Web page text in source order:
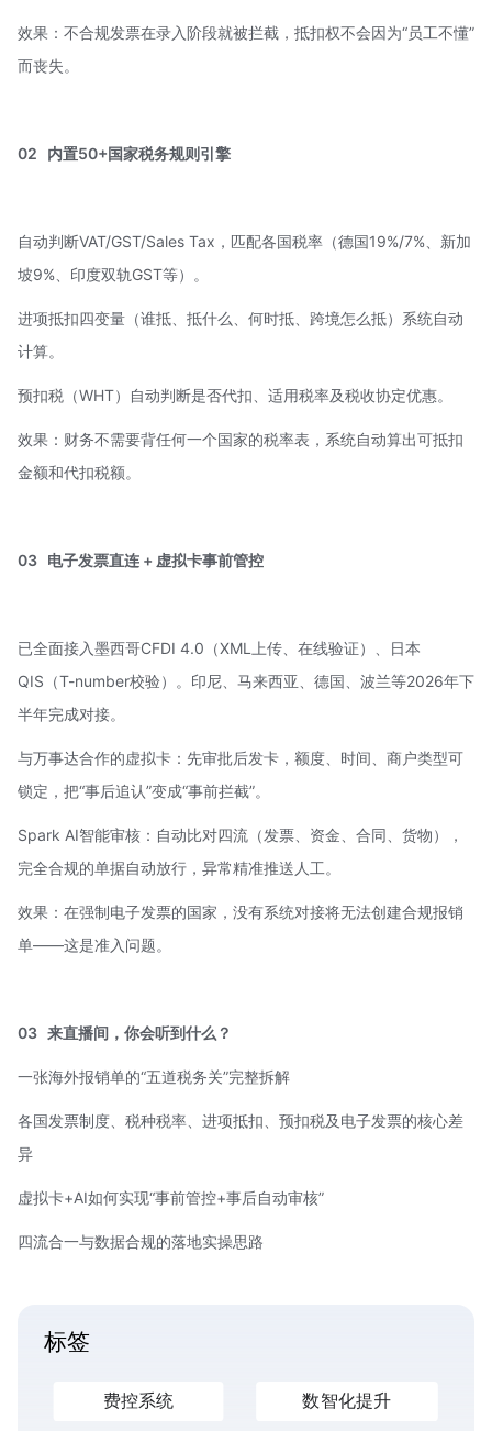
效果：不合规发票在录入阶段就被拦截，抵扣权不会因为“员工不懂”
而丧失。
02 内置50+国家税务规则引擎
自动判断VAT/GST/Sales Tax，匹配各国税率（德国19%/7%、新加
坡9%、印度双轨GST等）。
进项抵扣四变量（谁抵、抵什么、何时抵、跨境怎么抵）系统自动
计算。
预扣税（WHT）自动判断是否代扣、适用税率及税收协定优惠。
效果：财务不需要背任何一个国家的税率表，系统自动算出可抵扣
金额和代扣税额。
03 电子发票直连 + 虚拟卡事前管控
已全面接入墨西哥CFDI 4.0（XML上传、在线验证）、日本
QIS（T-number校验）。印尼、马来西亚、德国、波兰等2026年下
半年完成对接。
与万事达合作的虚拟卡：先审批后发卡，额度、时间、商户类型可
锁定，把“事后追认”变成“事前拦截”。
Spark AI智能审核：自动比对四流（发票、资金、合同、货物），
完全合规的单据自动放行，异常精准推送人工。
效果：在强制电子发票的国家，没有系统对接将无法创建合规报销
单——这是准入问题。
03 来直播间，你会听到什么？
一张海外报销单的“五道税务关”完整拆解
各国发票制度、税种税率、进项抵扣、预扣税及电子发票的核心差
异
虚拟卡+AI如何实现“事前管控+事后自动审核”
四流合一与数据合规的落地实操思路
标签
费控系统 数智化提升